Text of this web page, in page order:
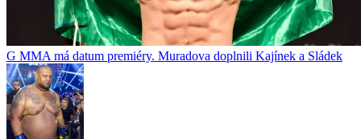
G MMA má datum premiéry. Muradova doplnili Kajínek a Sládek